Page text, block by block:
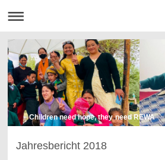
Children need hope, they need REWA
Jahresbericht 2018